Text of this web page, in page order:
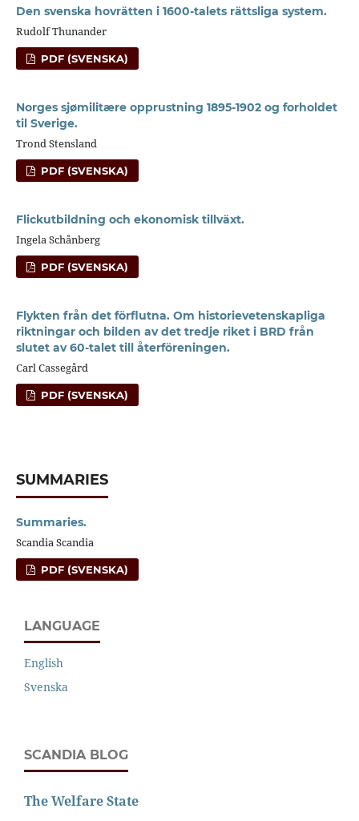
Den svenska hovrätten i 1600-talets rättsliga system.
Rudolf Thunander
PDF (SVENSKA)
Norges sjømilitære opprustning 1895-1902 og forholdet
til Sverige.
Trond Stensland
PDF (SVENSKA)
Flickutbildning och ekonomisk tillväxt.
Ingela Schånberg
PDF (SVENSKA)
Flykten från det förflutna. Om historievetenskapliga
riktningar och bilden av det tredje riket i BRD från
slutet av 60-talet till återföreningen.
Carl Cassegård
PDF (SVENSKA)
SUMMARIES
Summaries.
Scandia Scandia
PDF (SVENSKA)
LANGUAGE
English
Svenska
SCANDIA BLOG
The Welfare State